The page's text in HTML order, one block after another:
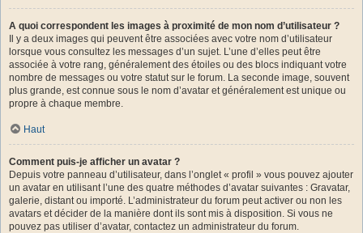
A quoi correspondent les images à proximité de mon nom d’utilisateur ?
Il y a deux images qui peuvent être associées avec votre nom d’utilisateur
lorsque vous consultez les messages d’un sujet. L’une d’elles peut être
associée à votre rang, généralement des étoiles ou des blocs indiquant votre
nombre de messages ou votre statut sur le forum. La seconde image, souvent
plus grande, est connue sous le nom d’avatar et généralement est unique ou
propre à chaque membre.
Haut
Comment puis-je afficher un avatar ?
Depuis votre panneau d’utilisateur, dans l’onglet « profil » vous pouvez ajouter
un avatar en utilisant l’une des quatre méthodes d’avatar suivantes : Gravatar,
galerie, distant ou importé. L’administrateur du forum peut activer ou non les
avatars et décider de la manière dont ils sont mis à disposition. Si vous ne
pouvez pas utiliser d’avatar, contactez un administrateur du forum.